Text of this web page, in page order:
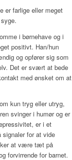
er farlige eller meget
i børnehave og i
positivt. Han/hun
og opfører sig som
Det er svært at bede
med ønsket om at
kun tryg eller utryg,
svinger i humør og er
er i et
for at vide
at være tæt på
forvirrende for barnet.